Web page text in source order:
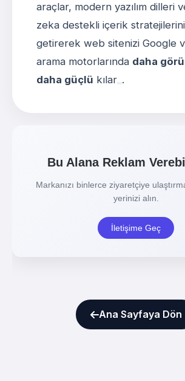
araçlar, modern yazılım dilleri
zeka destekli içerik
getirerek web sitenizi Google
arama motorlarında daha
daha güçlü kılar .
Ana Sayfaya Dön